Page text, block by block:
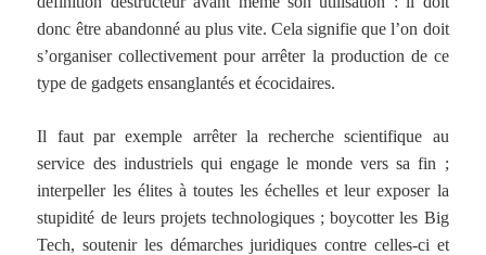
donc être abandonné au plus vite. Cela signifie que l’on doit
s’organiser collectivement pour arrêter la production de ce
type de gadgets ensanglantés et écocidaires.
Il faut par exemple arrêter la recherche scientifique au
service des industriels qui engage le monde vers sa fin ;
interpeller les élites à toutes les échelles et leur exposer la
stupidité de leurs projets technologiques ; boycotter les Big
Tech, soutenir les démarches juridiques contre celles-ci et